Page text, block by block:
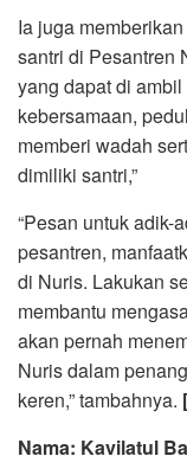
Ia juga
santri di Pesantren
yang dapat di
kebersamaan,
memberi wadah
dimiliki santri,”
“Pesan untuk adik-
pesantren,
di Nuris. Lakukan
membantu
akan pernah
Nuris dalam
keren,” tambahnya.
Nama: Kavilatul